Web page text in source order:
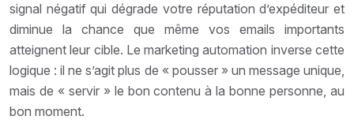
signal négatif qui dégrade votre réputation d’expéditeur et
diminue la chance que même vos emails importants
atteignent leur cible. Le marketing automation inverse cette
logique : il ne s’agit plus de « pousser » un message unique,
mais de « servir » le bon contenu à la bonne personne, au
bon moment.